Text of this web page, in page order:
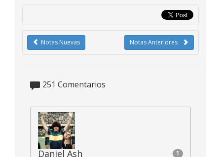
Notas Anteriores
Notas Nuevas
251 Comentarios
1
Daniel Ash